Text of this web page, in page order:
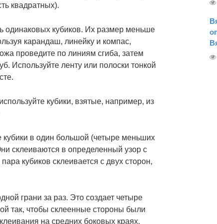
квадратных).
одинаковых кубиков. Их размер меньше
карандаш, линейку и компас,
проведите по линиям сгиба, затем
Используйте ленту или полоски тонкой
кубики, взятые, например, из
в один большой (четыре меньших
склеиваются в определенный узор с
кубиков склеивается с двух сторон,
грани за раз. Это создает четыре
так, чтобы склеенные стороны были
на средних боковых краях.